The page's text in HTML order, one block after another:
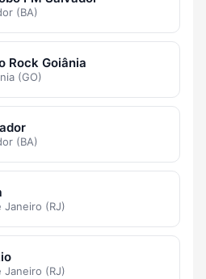
(BA)
Rock Goiânia
(GO)
(BA)
Janeiro (RJ)
Janeiro (RJ)